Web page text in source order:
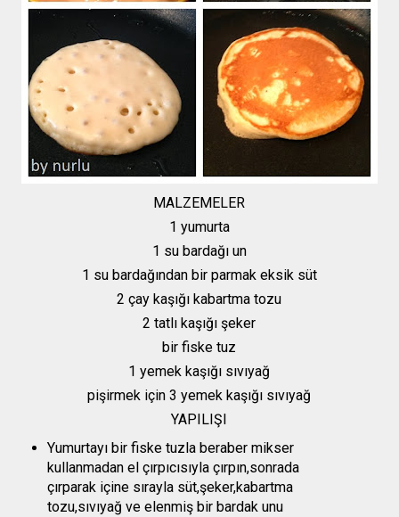
MALZEMELER
1 yumurta
1 su bardağı un
1 su bardağından bir parmak eksik süt
2 çay kaşığı kabartma tozu
2 tatlı kaşığı şeker
bir fiske tuz
1 yemek kaşığı sıvıyağ
pişirmek için 3 yemek kaşığı sıvıyağ
YAPILIŞI
Yumurtayı bir fiske tuzla beraber mikser
kullanmadan el çırpıcısıyla çırpın,sonrada
çırparak içine sırayla süt,şeker,kabartma
tozu,sıvıyağ ve elenmiş bir bardak unu